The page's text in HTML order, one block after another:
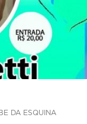
DA ESQUINA